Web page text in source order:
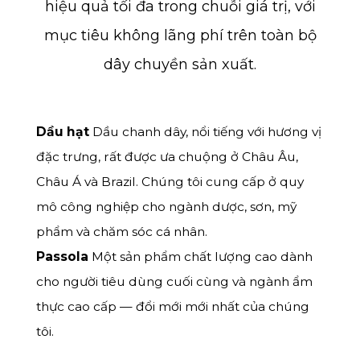
hiệu quả tối đa trong chuỗi giá trị, với
mục tiêu không lãng phí trên toàn bộ
dây chuyền sản xuất.
Dầu hạtDầu chanh dây, nổi tiếng với hương vị
đặc trưng, rất được ưa chuộng ở Châu Âu,
Châu Á và Brazil. Chúng tôi cung cấp ở quy
mô công nghiệp cho ngành dược, sơn, mỹ
phẩm và chăm sóc cá nhân.
Passola Một sản phẩm chất lượng cao dành
cho người tiêu dùng cuối cùng và ngành ẩm
thực cao cấp — đổi mới mới nhất của chúng
tôi.